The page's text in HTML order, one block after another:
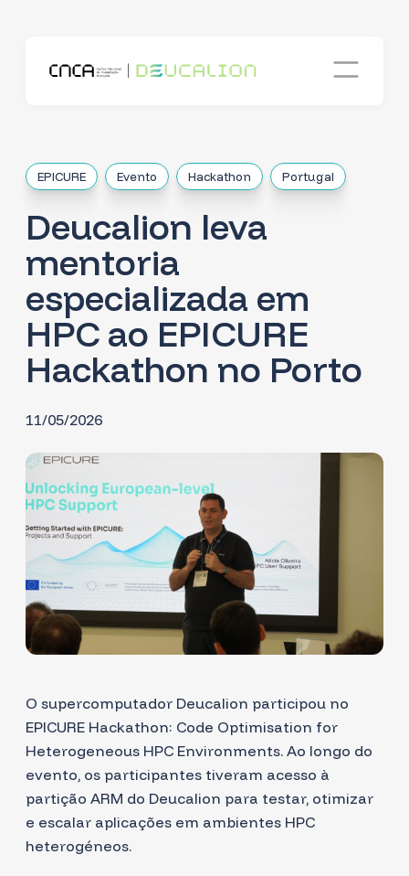
EPICURE Evento Hackathon Portugal
Deucalion leva
mentoria
especializada em
HPC ao EPICURE
Hackathon no Porto
11/05/2026
O supercomputador Deucalion participou no
EPICURE Hackathon: Code Optimisation for
Heterogeneous HPC Environments. Ao longo do
evento, os participantes tiveram acesso à
partição ARM do Deucalion para testar, otimizar
e escalar aplicações em ambientes HPC
heterogéneos.